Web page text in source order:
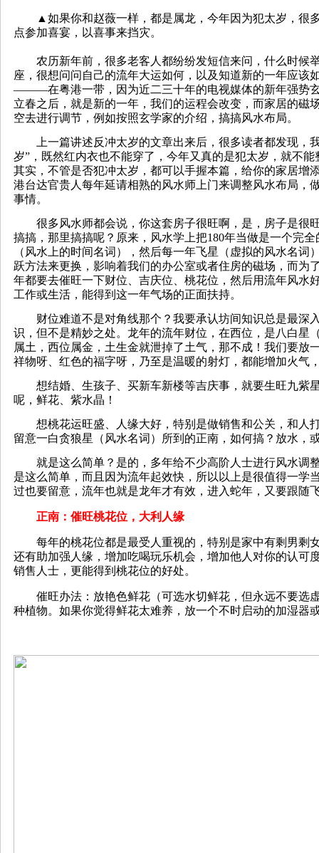
▲如果你和赵薇一样，都是属龙，今年因为犯太岁，很
点参加喜宴，以喜事来挡灾。
农历新年前，很多老客人都纷纷发短信来问，什么时候
座，很想问问自己的流年大运如何，以及知道新的一年应该
———在粤港一带，因为近二三十年的电视媒体的新年强势
立春之后，就是新的一年，我们的运程会改变，而家居的磁
空去进行调节，例如按照玄学家的介绍，搞搞风水布局。
上一篇讲述反冲太岁的文章出来后，很多读者都发现，
岁”，既然红内衣也不能穿了，今年又真的是犯太岁，就不
其实，不管是否犯冲太岁，都可以手握本篇，给你的家居
港台达官贵人每年延请相熟的风水师上门来调整风水布局，
事情。
很多风水师都会说，你这套房子很旺啊，是，房子是很
搞搞，那里搞搞呢？原来，风水学上把180年当做是一个完
（风水上的时间名词），然后每一年飞星（虚拟的风水名词
跃方法来更换，影响着我们的办公室或者住房的磁场，而为
年都要去催旺一下财位、吉庆位、桃花位，然后用流年风水
工作或生活，能得到这一年气场的正面扶持。
财位难道不是对角线那个？我要承认坊间知识总是最深
识，但不是精妙之处。龙年的流年财位，在西位，是八白星
属土，西位属金，土生金就泄掉了土气，那不成！我们要放
祥物呀、红色的福字呀，乃至是温暖的射灯，都能增加火气
想结婚、生孩子、买新车新楼等吉庆事，就要生旺九紫
呢，鲜花、紫水晶！
想桃花运旺盛、人缘大好，特别是做销售和公关，和人
留意一白贪狼星（风水名词）所到的正南，如何搞？放水，
就是这么简单？是的，多年给不少高阶人士进行风水调
是这么简单，而且因为流年起效快，所以以上是很值得一学
过也要留意，流年也就是龙年才有效，进入蛇年，又要跟随
正南：催旺桃花位，大利人缘
每年的桃花位都是最受人重视的，特别是家中有剩男剩
还有助加强人缘，增加吃喝玩乐机会，增加他人对你的认可
销售人士，更能得到桃花位的好处。
催旺办法：放艳色鲜花（可选水切鲜花，但永远不要选
种植物。如果你觉得鲜花太难养，放一个不时启动的加湿器